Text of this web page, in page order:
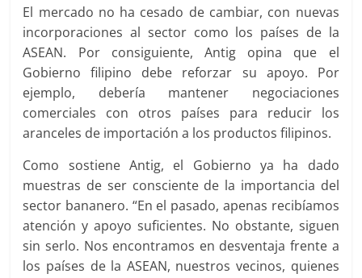
El mercado no ha cesado de cambiar, con nuevas
incorporaciones al sector como los países de la
ASEAN. Por consiguiente, Antig opina que el
Gobierno filipino debe reforzar su apoyo. Por
ejemplo, debería mantener negociaciones
comerciales con otros países para reducir los
aranceles de importación a los productos filipinos.
Como sostiene Antig, el Gobierno ya ha dado
muestras de ser consciente de la importancia del
sector bananero. “En el pasado, apenas recibíamos
atención y apoyo suficientes. No obstante, siguen
sin serlo. Nos encontramos en desventaja frente a
los países de la ASEAN, nuestros vecinos, quienes